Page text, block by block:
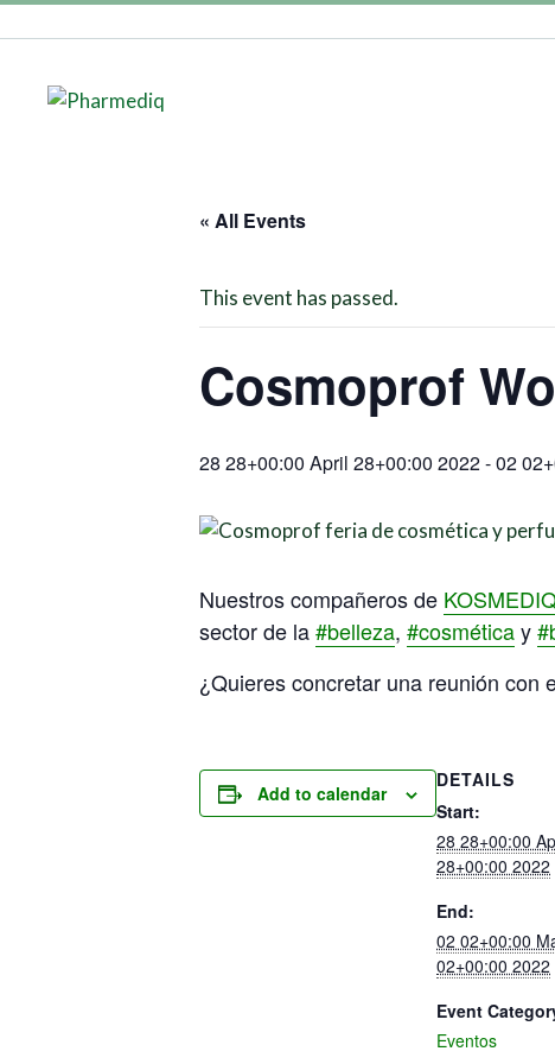
« All Events
This event has passed.
Cosmoprof
28 28+00:00 April 28+00:00 2022-02
Nuestros compañeros de
sector de la#belleza, #cosméticay
¿Quieres concretar una reunión con
Add to calendar
DETAILS
Start:
28 28+00:00
28+00:00 2022
End:
02 02+00:00
02+00:00 2022
Event
Eventos